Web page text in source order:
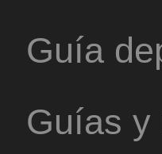
Guía
Guías y